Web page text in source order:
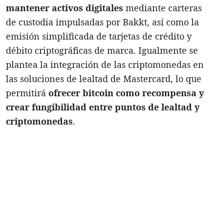
mantener activos digitales mediante carteras
de custodia impulsadas por Bakkt, así como la
emisión simplificada de tarjetas de crédito y
débito criptográficas de marca. Igualmente se
plantea la integración de las criptomonedas en
las soluciones de lealtad de Mastercard, lo que
permitirá ofrecer bitcoin como recompensa y
crear fungibilidad entre puntos de lealtad y
criptomonedas.